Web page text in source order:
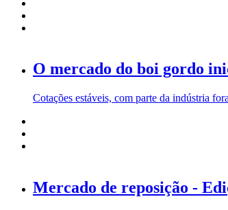
O mercado do boi gordo
Cotações estáveis, com parte da indústria
Mercado de reposição -